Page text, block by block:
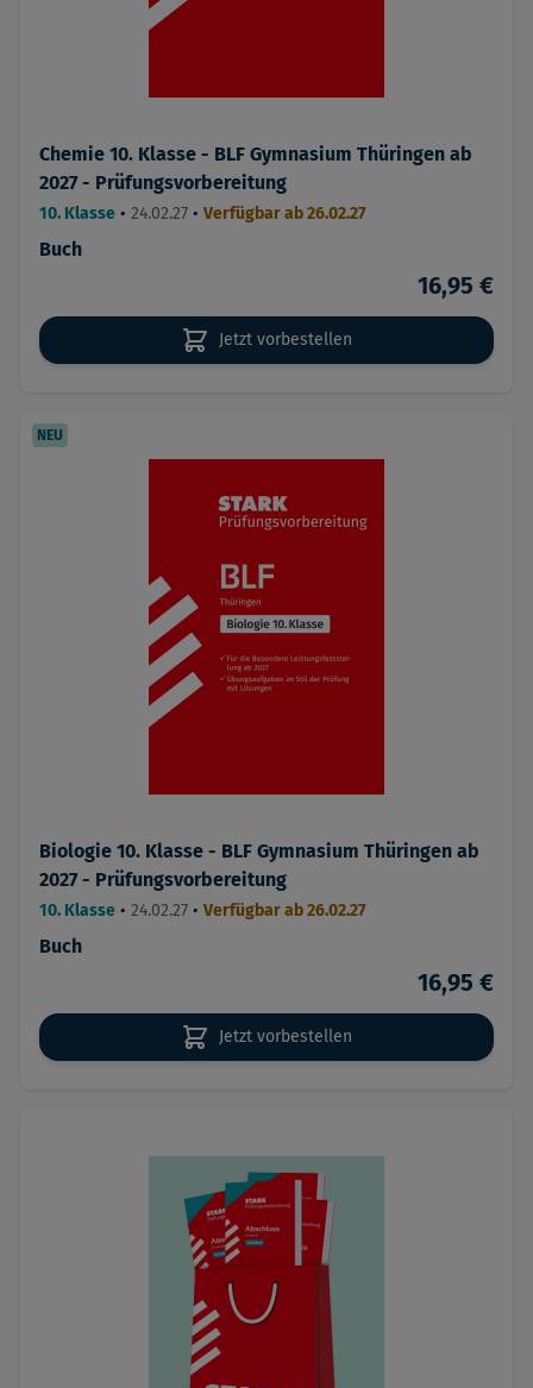
Chemie 10. Klasse - BLF Gymnasium Thüringen ab
2027 - Prüfungsvorbereitung
10. Klasse • 24.02.27 • Verfügbar ab 26.02.27
Buch
16,95 €
Jetzt vorbestellen
NEU
Biologie 10. Klasse - BLF Gymnasium Thüringen ab
2027 - Prüfungsvorbereitung
10. Klasse • 24.02.27 • Verfügbar ab 26.02.27
Buch
16,95 €
Jetzt vorbestellen